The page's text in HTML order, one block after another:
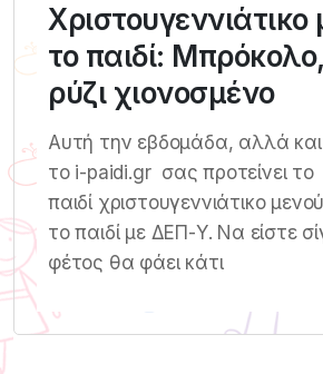
Χριστουγεννιάτικο
το παιδί:
ρύζι χιονοσμένο
Αυτή την εβδομάδα, αλλά
το i-paidi.gr σας προτείνει το
παιδί χριστουγεννιάτικο
το παιδί με ΔΕΠ-Υ. Να είστε
φέτος θα φάει κάτι